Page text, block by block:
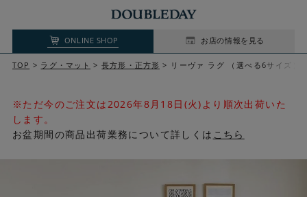
ONLINE SHOP お店の情報を見る
TOP ラグ・マット 長方形・正方形 リーヴァ ラグ （選べる6サイズ）
※ただ今のご注文は2026年8月18日(火)より順次出荷いた
します。
お盆期間の商品出荷業務について詳しくは こちら